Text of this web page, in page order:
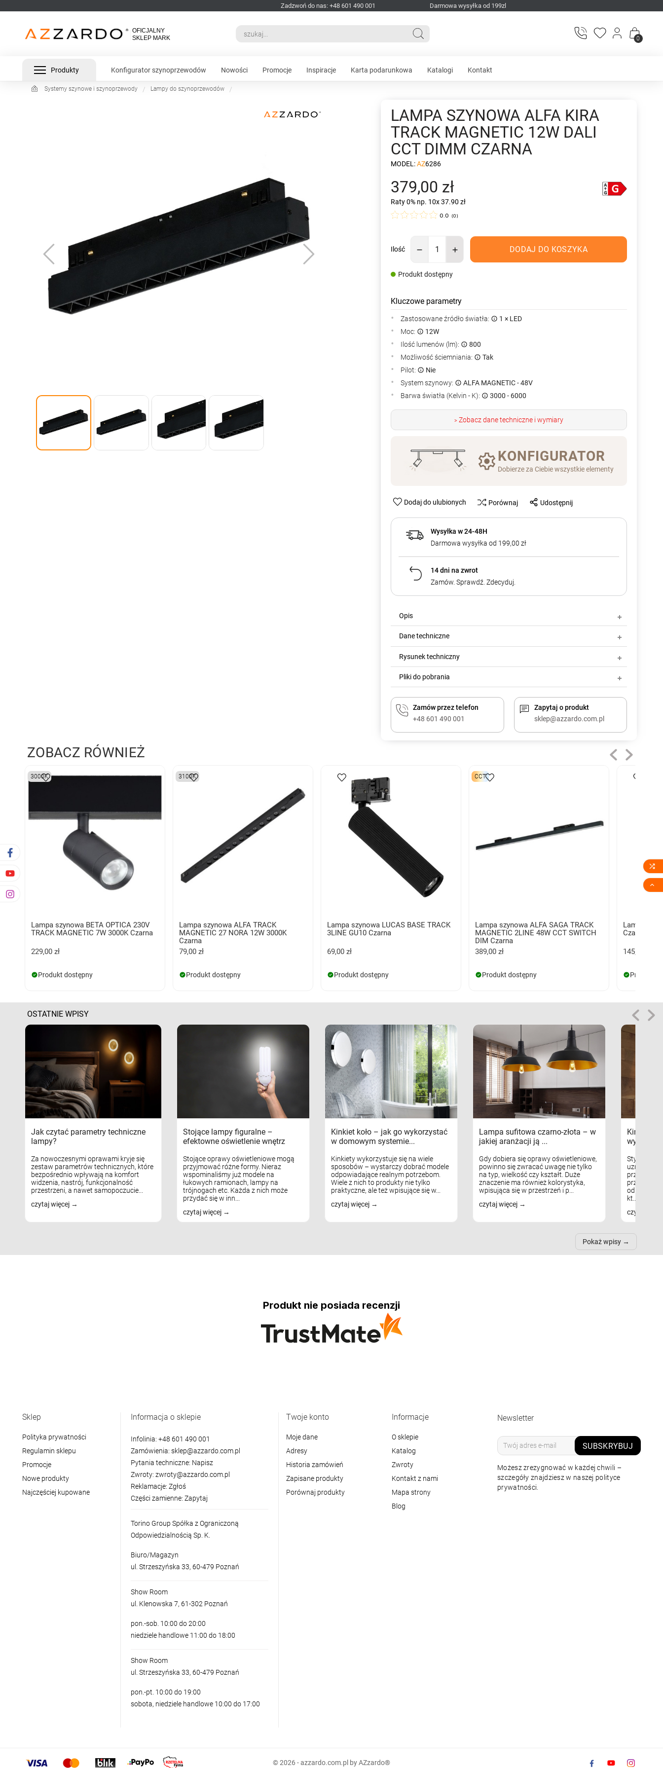
Zadzwoń do nas: +48 601 490 001 Darmowa wysyłka od 199zl
0
Produkty Konfigurator szynoprzewodów Nowości Promocje Inspiracje Karta podarunkowa Katalogi Kontakt
Systemy szynowe i szynoprzewody Lampy do szynoprzewodów
LAMPA SZYNOWA ALFA KIRA
TRACK MAGNETIC 12W DALI
CCT DIMM CZARNA
MODEL:AZ6286
379,00 zł
Raty 0% np. 10x 37.90 zł
0.0 (0)
Ilość DODAJ DO KOSZYKA
Produkt dostępny
Kluczowe parametry
Zastosowane źródło światła:
1 × LED
Moc:
12W
Ilość lumenów (lm):
800
Możliwość ściemniania:
Tak
Pilot:
Nie
System szynowy:
ALFA MAGNETIC - 48V
Barwa światła (Kelvin - K):
3000 - 6000
> Zobacz dane techniczne i wymiary
KONFIGURATOR
Dobierze za Ciebie wszystkie elementy
Dodaj do ulubionych Porównaj Udostępnij
Wysyłka w 24-48H
Darmowa wysyłka od 199,00 zł
14 dni na zwrot
Zamów. Sprawdź. Zdecyduj.
Opis
Dane techniczne
Rysunek techniczny
Pliki do pobrania
Zamów przez telefon
+48 601 490 001
Zapytaj o produkt
sklep@azzardo.com.pl
ZOBACZ RÓWNIEŻ
3000K
Lampa szynowa BETA OPTICA 230V
TRACK MAGNETIC 7W 3000K Czarna
229,00 zł
Produkt dostępny
3100K
Lampa szynowa ALFA TRACK
MAGNETIC 27 NORA 12W 3000K
Czarna
79,00 zł
Produkt dostępny
Lampa szynowa LUCAS BASE TRACK
3LINE GU10 Czarna
69,00 zł
Produkt dostępny
CCT
Lampa szynowa ALFA SAGA TRACK
MAGNETIC 2LINE 48W CCT SWITCH
DIM Czarna
389,00 zł
Produkt dostępny
Lampa
Czarna
145,00 zł
Produkt
OSTATNIE WPISY
Jak czytać parametry techniczne
lampy?
Za nowoczesnymi oprawami kryje się
zestaw parametrów technicznych, które
bezpośrednio wpływają na komfort
widzenia, nastrój, funkcjonalność
przestrzeni, a nawet samopoczucie...
czytaj więcej
Stojące lampy figuralne –
efektowne oświetlenie wnętrz
Stojące oprawy oświetleniowe mogą
przyjmować różne formy. Nieraz
wspominaliśmy już modele na
łukowych ramionach, lampy na
trójnogach etc. Każda z nich może
przydać się w inn...
czytaj więcej
Kinkiet koło – jak go wykorzystać
w domowym systemie...
Kinkiety wykorzystuje się na wiele
sposobów – wystarczy dobrać modele
odpowiadające realnym potrzebom.
Wiele z nich to produkty nie tylko
praktyczne, ale też wpisujące się w...
czytaj więcej
Lampa sufitowa czarno-złota – w
jakiej aranżacji ją ...
Gdy dobiera się oprawy oświetleniowe,
powinno się zwracać uwagę nie tylko
na typ, wielkość czy kształt. Duże
znaczenie ma również kolorystyka,
wpisująca się w przestrzeń i p...
czytaj więcej
Kinkiety
Styl
uznaniem
kt...
czytaj
Pokaż wpisy
Produkt nie posiada recenzji
379,00 zł
Sklep
Polityka prywatności
Regulamin sklepu
Promocje
Nowe produkty
Najczęściej kupowane
Informacja o sklepie
Infolinia: +48 601 490 001
Zamówienia: sklep@azzardo.com.pl
Pytania techniczne: Napisz
Zwroty: zwroty@azzardo.com.pl
Reklamacje: Zgłoś
Części zamienne: Zapytaj
Torino Group Spółka z Ograniczoną
Odpowiedzialnością Sp. K.
Biuro/Magazyn
ul. Strzeszyńska 33, 60-479 Poznań
Show Room
ul. Klenowska 7, 61-302 Poznań
pon.-sob. 10:00 do 20:00
niedziele handlowe 11:00 do 18:00
Show Room
ul. Strzeszyńska 33, 60-479 Poznań
pon.-pt. 10:00 do 19:00
sobota, niedziele handlowe 10:00 do 17:00
Twoje konto
Moje dane
Adresy
Historia zamówień
Zapisane produkty
Porównaj produkty
Informacje
O sklepie
Katalog
Zwroty
Kontakt z nami
Mapa strony
Blog
Newsletter
SUBSKRYBUJ
Możesz zrezygnować w każdej chwili –
szczegóły znajdziesz w naszej polityce
prywatności.


© 2026 - azzardo.com.pl by AZzardo®